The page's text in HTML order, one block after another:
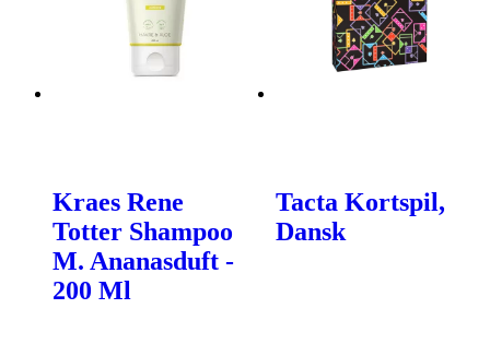
Kraes Rene
Totter Shampoo
M. Ananasduft -
200 Ml
Tacta Kortspil,
Dansk